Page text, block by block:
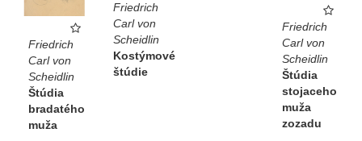
Friedrich
Carl von
Scheidlin
Štúdia
stojaceho
muža
zozadu
Friedrich
Carl von
Scheidlin
Kostýmové
štúdie
Friedrich
Carl von
Scheidlin
Štúdia
bradatého
muža